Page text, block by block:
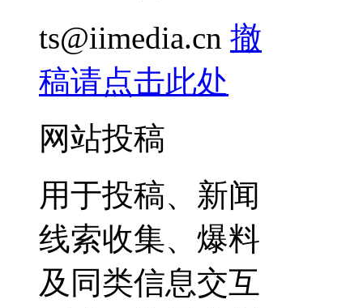
ts@iimedia.cn 撤
稿请点击此处
网站投稿
用于投稿、新闻
线索收集、爆料
及同类信息交互